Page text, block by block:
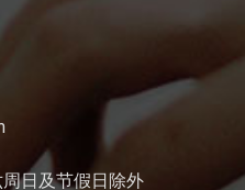
日及节假日除外